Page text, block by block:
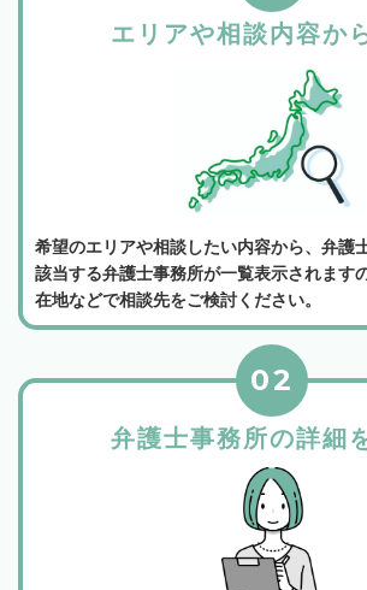
エリアや相談内容か
希望のエリアや相談したい内容から、弁護
該当する弁護士事務所が一覧表示されます
在地などで相談先をご検討ください。
弁護士事務所の詳細
02